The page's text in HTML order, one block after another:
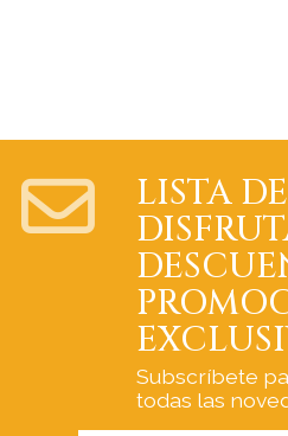
LISTA
Subscríbete
todas las